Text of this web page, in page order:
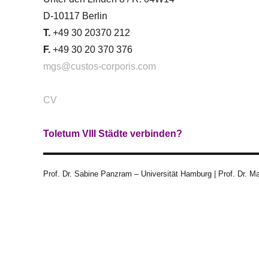
D-10117 Berlin
T. +49 30 20370 212
F. +49 30 20 370 376
mgs@custos-corporis.com
CV
Toletum VIII Städte verbinden?
Prof. Dr. Sabine Panzram – Universität Hamburg | Prof. Dr.